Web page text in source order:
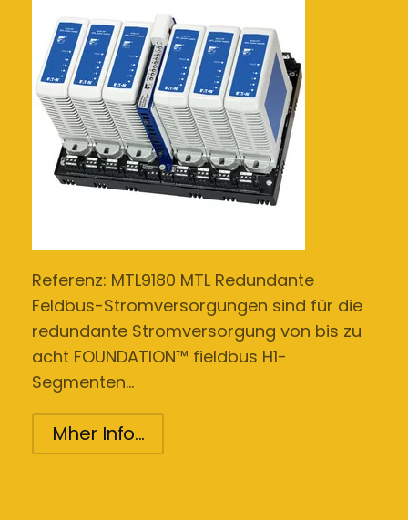
Referenz: MTL9180 MTL Redundante
Feldbus-Stromversorgungen sind für die
redundante Stromversorgung von bis zu
acht FOUNDATION™ fieldbus H1-
Segmenten…
Mher Info...